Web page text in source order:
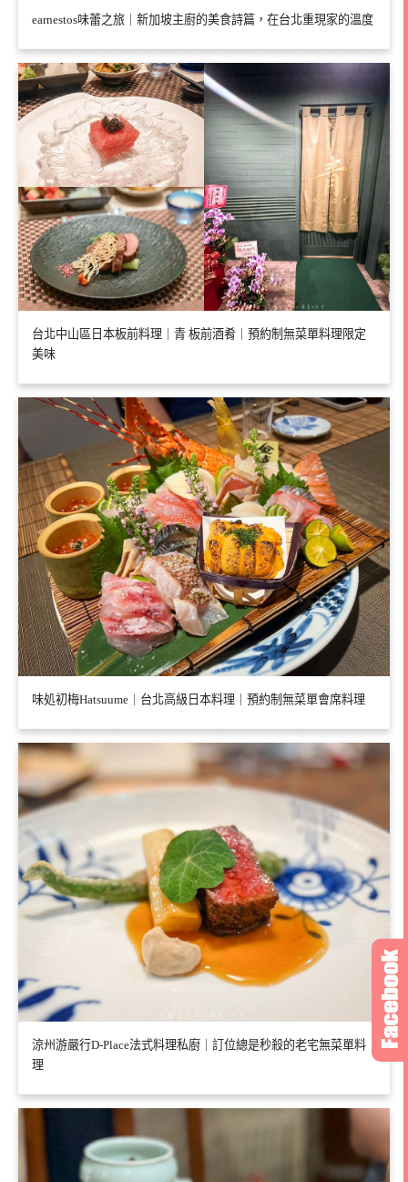
earnestos味蕾之旅｜新加坡主廚的美食詩篇，在台北重現家的溫度
台北中山區日本板前料理｜青 板前酒肴｜預約制無菜單料理限定
美味
味処初梅Hatsuume｜台北高級日本料理｜預約制無菜單會席料理
涼州游嚴行D-Place法式料理私廚｜訂位總是秒殺的老宅無菜單料
理